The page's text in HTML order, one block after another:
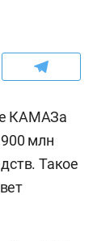
КАМАЗа
млн
Такое